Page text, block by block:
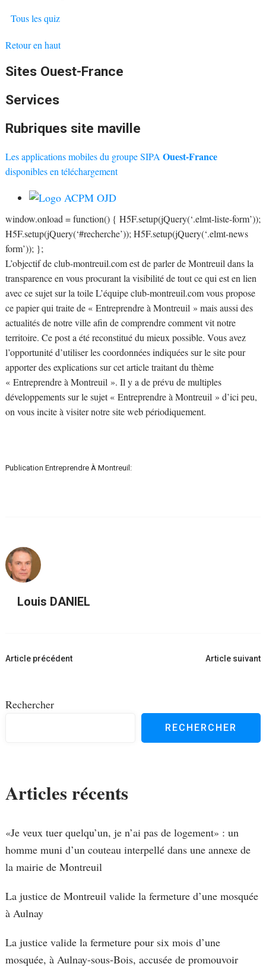
Tous les quiz
Retour en haut
Sites Ouest-France
Services
Rubriques site maville
Les applications mobiles du groupe SIPAOuest-France
disponibles en téléchargement
window.onload = function() { H5F.setup(jQuery(‘.elmt-liste-form’));
H5F.setup(jQuery(‘#recherche’)); H5F.setup(jQuery(‘.elmt-news
form’)); };
L’objectif de club-montreuil.com est de parler de Montreuil dans la
transparence en vous procurant la visibilité de tout ce qui est en lien
avec ce sujet sur la toile L’équipe club-montreuil.com vous propose
ce papier qui traite de « Entreprendre à Montreuil » mais aussi des
actualités de notre ville afin de comprendre comment vit notre
territoire. Ce post a été reconstitué du mieux possible. Vous avez
l’opportunité d’utiliser les coordonnées indiquées sur le site pour
apporter des explications sur cet article traitant du thème
« Entreprendre à Montreuil ». Il y a de prévu de multiples
développements sur le sujet « Entreprendre à Montreuil » d’ici peu,
on vous incite à visiter notre site web périodiquement.
Publication Entreprendre À Montreuil:
Louis DANIEL
Navigation
Article précédent Article suivant
Rechercher
RECHERCHER
Articles récents
«Je veux tuer quelqu’un, je n’ai pas de logement» : un
homme muni d’un couteau interpellé dans une annexe de
la mairie de Montreuil
La justice de Montreuil valide la fermeture d’une mosquée
à Aulnay
La justice valide la fermeture pour six mois d’une
mosquée, à Aulnay-sous-Bois, accusée de promouvoir